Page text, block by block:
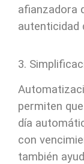
afianzadora
autenticidad
3.
permiten
día
con
también